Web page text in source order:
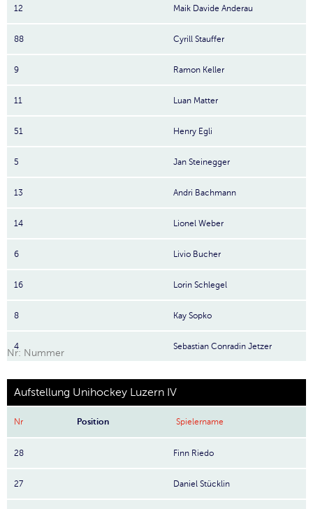
12 Maik Davide Anderau
88 Cyrill Stauffer
9 Ramon Keller
11 Luan Matter
51 Henry Egli
5 Jan Steinegger
13 Andri Bachmann
14 Lionel Weber
6 Livio Bucher
16 Lorin Schlegel
8 Kay Sopko
4 Sebastian Conradin Jetzer
Nr: Nummer
Aufstellung Unihockey Luzern IV
Nr Position Spielername
28 Finn Riedo
27 Daniel Stücklin